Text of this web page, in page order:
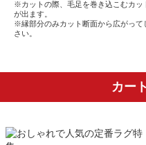
※カットの際、毛足を巻き込こむカッ
が出ます。
※縁部分のみカット断面から広がって
さい。
カー